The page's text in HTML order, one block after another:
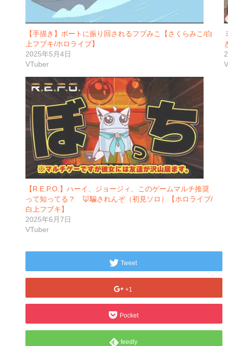
【手描き】ボートに振り回されるフブみこ【さくらみこ/白
上フブキ/ホロライブ】
2025年5月4日
VTuber
【R.E.P.O.】ハーイ、ジョージィ、このゲームマルチ推奨
って知ってる？ 🦊騙されんぞ（初見ソロ）【ホロライブ/
白上フブキ】
2025年6月7日
VTuber
Tweet
+1
Pocket
feedly